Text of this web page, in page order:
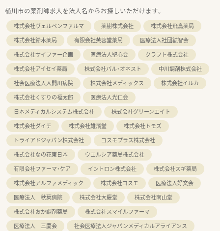
桶川市の薬剤師求人を法人名からお探しいただけます。
株式会社ヴェルペンファルマ 薬樹株式会社
株式会社飛鳥薬局
株式会社鈴木薬局
有限会社芙蓉堂薬局
医療法人社団絋智会
株式会社サイファー企画
医療法人聖心会
クラフト株式会社
株式会社アイセイ薬局
株式会社パル・オネスト
中川調剤株式会社
社会医療法人入間川病院
株式会社メディックス
株式会社イルカ
株式会社くすりの福太郎
医療法人光仁会
日本メディカルシステム株式会社
株式会社グリーンエイト
株式会社ダイチ
株式会社雄飛堂
株式会社トモズ
トライアドジャパン株式会社
コスモプラス株式会社
株式会社なの花東日本
ウエルシア薬局株式会社
有限会社ファーマ・ケア
イントロン株式会社
株式会社スギ薬局
株式会社アルファメディック
株式会社コスモ
医療法人好文会
医療法人 秋葉病院
株式会社大慶堂
株式会社南山堂
株式会社おか調剤薬局
株式会社スマイルファーマ
医療法人 三慶会
社会医療法人ジャパンメディカルアライアンス